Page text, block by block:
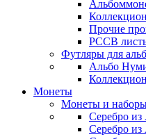
Прочие
РССВ
Футляры для
Альбо
Монеты
Монеты и наборы
Серебро из
Серебро из